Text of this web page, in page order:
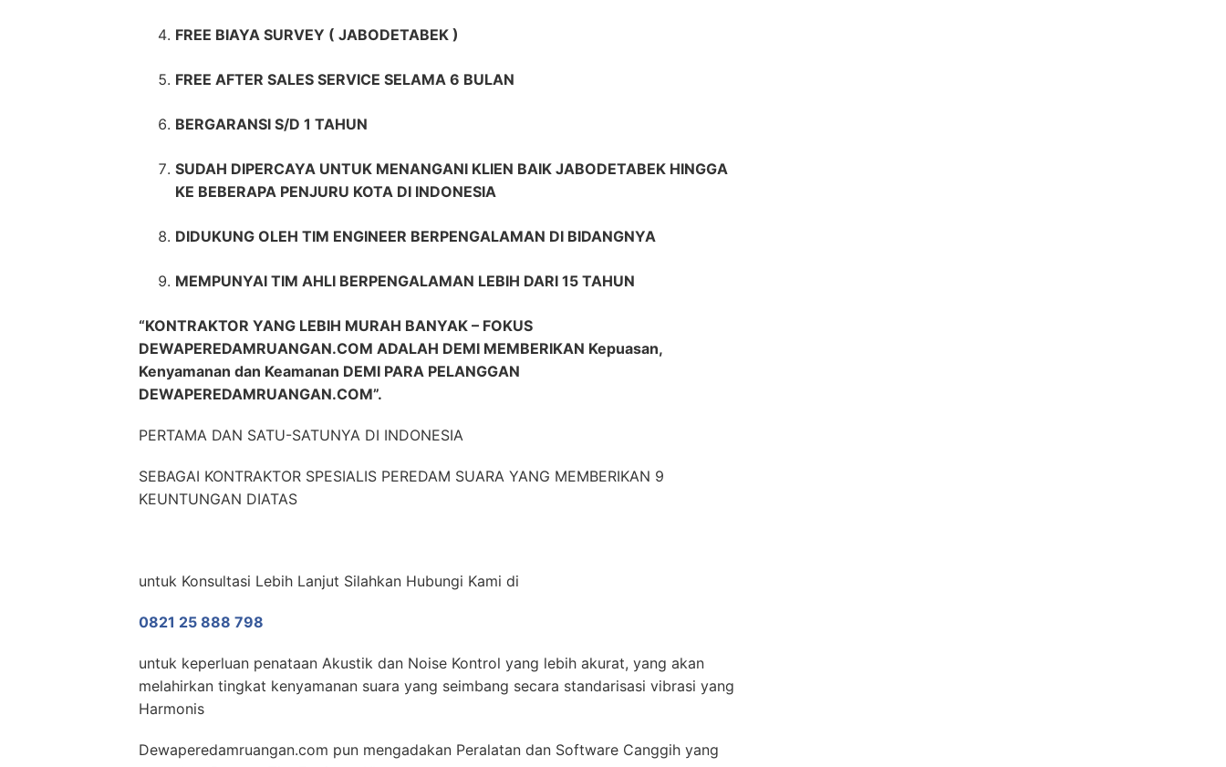
FREE BIAYA SURVEY ( JABODETABEK )
FREE AFTER SALES SERVICE SELAMA 6 BULAN
BERGARANSI S/D 1 TAHUN
SUDAH DIPERCAYA UNTUK MENANGANI KLIEN BAIK JABODETABEK HINGGA
KE BEBERAPA PENJURU KOTA DI INDONESIA
DIDUKUNG OLEH TIM ENGINEER BERPENGALAMAN DI BIDANGNYA
MEMPUNYAI TIM AHLI BERPENGALAMAN LEBIH DARI 15 TAHUN
“KONTRAKTOR YANG LEBIH MURAH BANYAK – FOKUS
DEWAPEREDAMRUANGAN.COM ADALAH DEMI MEMBERIKAN Kepuasan,
Kenyamanan dan Keamanan DEMI PARA PELANGGAN
DEWAPEREDAMRUANGAN.COM”.
PERTAMA DAN SATU-SATUNYA DI INDONESIA
SEBAGAI KONTRAKTOR SPESIALIS PEREDAM SUARA YANG MEMBERIKAN 9
KEUNTUNGAN DIATAS
untuk Konsultasi Lebih Lanjut Silahkan Hubungi Kami di
0821 25 888 798
untuk keperluan penataan Akustik dan Noise Kontrol yang lebih akurat, yang akan
melahirkan tingkat kenyamanan suara yang seimbang secara standarisasi vibrasi yang
Harmonis
Dewaperedamruangan.com pun mengadakan Peralatan dan Software Canggih yang